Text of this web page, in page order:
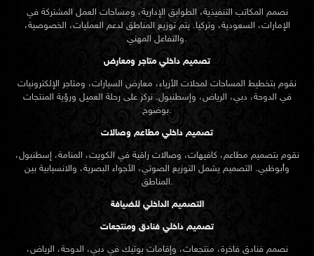
نصمم المكاتب التنفيذية، الطوابق الإدارية، ومساحات العمل المشتركة في
الإمارات، السعودية، وتركيا. يتم توزيع المناطق لدعم العمليات، الخصوصية،
والتفاعل المهني.
تصميم داخلي متاجر ومعارض
نقوم بتخطيط المساحات لمحلات الأزياء، معارض السيارات، ومتاجر الإلكترونيات
في الدوحة، دبي، الرياض، وإسطنبول. نركز على رحلة العميل ورؤية المنتجات
بوضوح.
تصميم داخلي مطاعم وصالات
نقوم بتصميم مطاعم، كافيهات، وصالات راقية في الكويت، المنامة، إسطنبول،
وأبوظبي. التصميم يشمل التوزيع الصوتي، الأجواء البصرية، والانسيابية بين
المناطق.
التصميم الداخلي للضيافة
تصميم داخلي فنادق ومنتجعات
نصمم فنادق فاخرة، منتجعات، وإقامات بوتيك في دبي، الدوحة، الرياض،